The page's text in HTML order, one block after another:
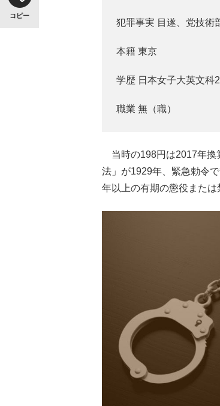
コピー
犯罪事実 目遂、党技術
本籍 東京
学歴 日本女子大英文科
職業 無（職）
当時の198円は2017年換
法」が1929年、緊急勅令
年以上の有期の懲役または